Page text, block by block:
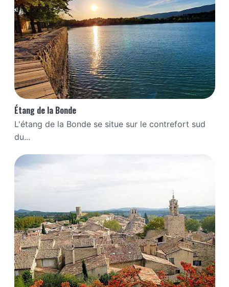
Étang de la Bonde
L'étang de la Bonde se situe sur le contrefort sud
du...